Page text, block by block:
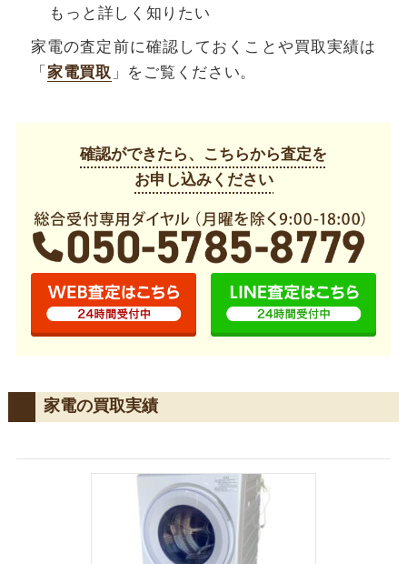
もっと詳しく知りたい
家電の査定前に確認しておくことや買取実績は
「 家電買取 」をご覧ください。
確認ができたら、こちらから査定を
お申し込みください
家電の買取実績